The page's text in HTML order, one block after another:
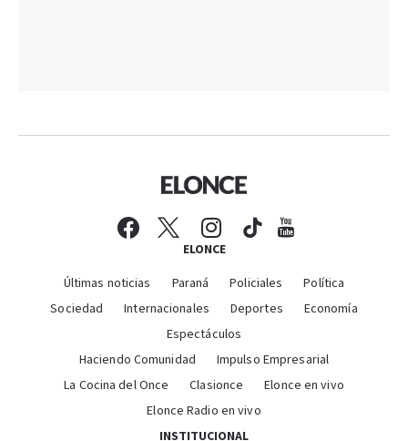
ELONCE
Últimas noticias Paraná Policiales
Política
Sociedad
Internacionales Deportes
Economía
Espectáculos
Haciendo Comunidad
Impulso Empresarial
La Cocina del Once
Clasionce
Elonce en vivo
Elonce Radio en vivo
INSTITUCIONAL